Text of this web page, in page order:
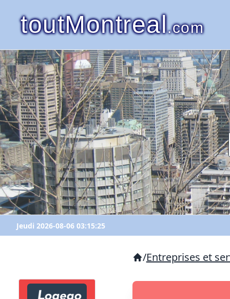
toutMontreal.com
Jeudi 2026-08-06 03:15:25
/Entreprises et